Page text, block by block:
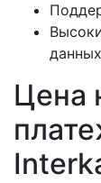
Цена